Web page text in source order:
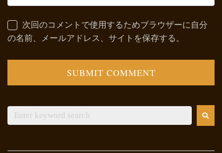
次回のコメントで使用するためブラウザーに自分
の名前、メールアドレス、サイトを保存する。